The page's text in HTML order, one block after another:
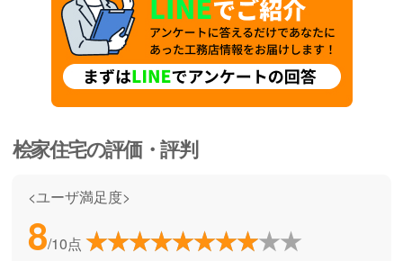
桧家住宅の評価・評判
<ユーザ満足度>
8/10点